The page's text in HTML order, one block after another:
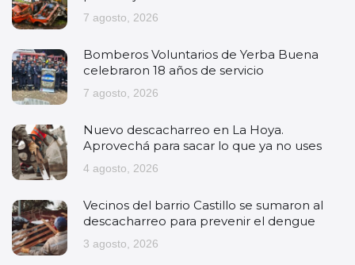
7 agosto, 2026
Bomberos Voluntarios de Yerba Buena
celebraron 18 años de servicio
7 agosto, 2026
Nuevo descacharreo en La Hoya.
Aprovechá para sacar lo que ya no uses
4 agosto, 2026
Vecinos del barrio Castillo se sumaron al
descacharreo para prevenir el dengue
3 agosto, 2026